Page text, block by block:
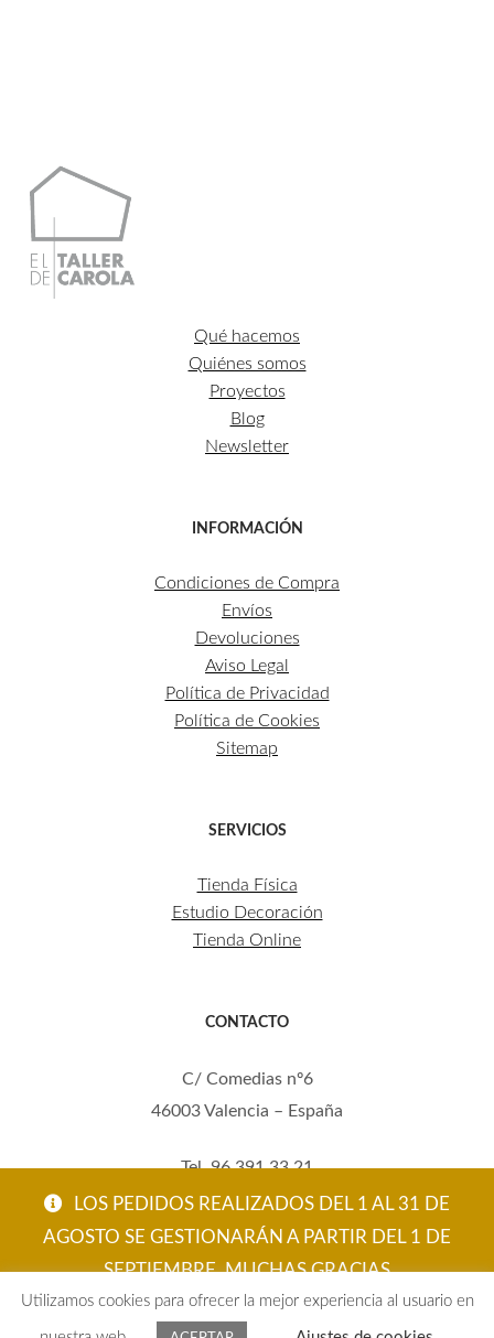
LOS PEDIDOS REALIZADOS DEL 1 AL 31 DE
AGOSTO SE GESTIONARÁN A PARTIR DEL 1 DE
SEPTIEMBRE. MUCHAS GRACIAS
ACEPTAR
Qué hacemos
Quiénes somos
Proyectos
Blog
Newsletter
INFORMACIÓN
Condiciones de Compra
Envíos
Devoluciones
Aviso Legal
Política de Privacidad
Política de Cookies
Sitemap
SERVICIOS
Tienda Física
Estudio Decoración
Tienda Online
CONTACTO
C/ Comedias nº6
46003 Valencia – España
Tel. 96 391 33 21
Mov. 620 123 461
carola@eltallerdecarola.com
© El Taller de Carola 2026
Utilizamos cookies para ofrecer la mejor experiencia al usuario en